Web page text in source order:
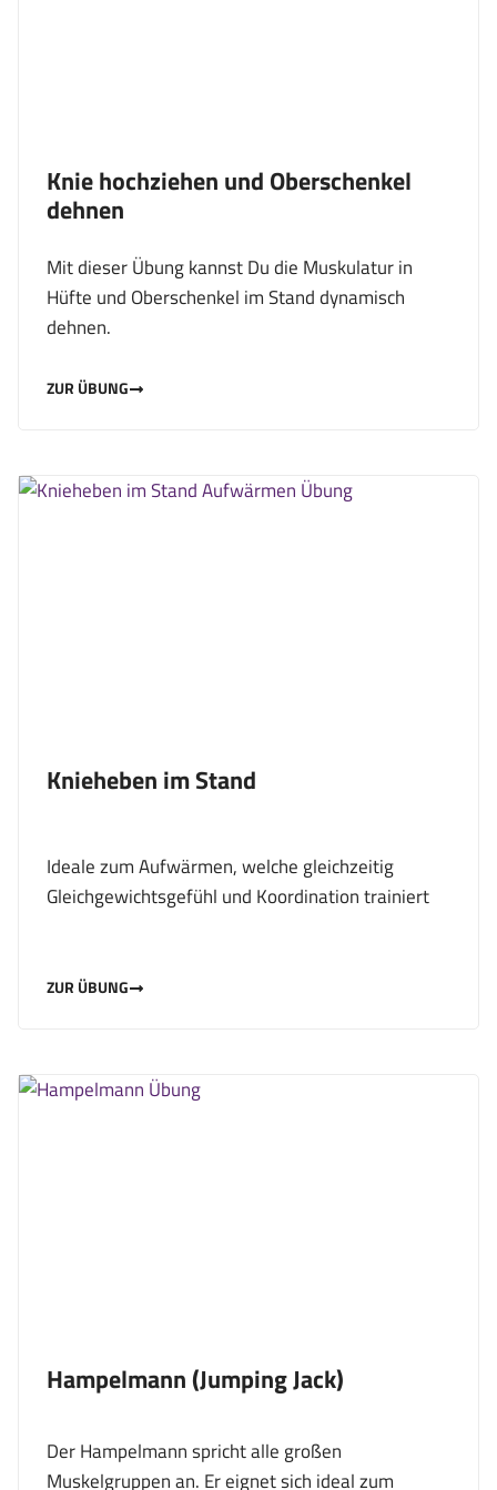
Knie hochziehen und Oberschenkel
dehnen
Mit dieser Übung kannst Du die Muskulatur in
Hüfte und Oberschenkel im Stand dynamisch
dehnen.
ZUR ÜBUNG
Knieheben im Stand
Ideale zum Aufwärmen, welche gleichzeitig
Gleichgewichtsgefühl und Koordination trainiert
ZUR ÜBUNG
Hampelmann (Jumping Jack)
Der Hampelmann spricht alle großen
Muskelgruppen an. Er eignet sich ideal zum